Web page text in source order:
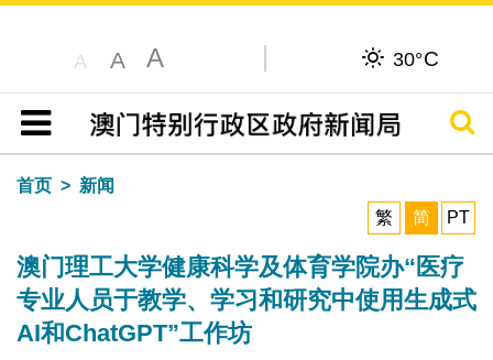
A A A 30°C
目录
搜寻
首页
新闻
繁
简 PT
澳门理工大学健康科学及体育学院办“医疗
专业人员于教学、学习和研究中使用生成式
AI和ChatGPT”工作坊